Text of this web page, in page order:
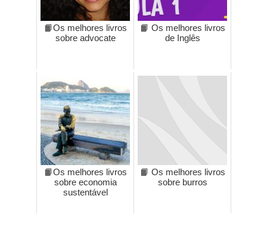
📙Os melhores livros
sobre advocate
📙 Os melhores livros
de Inglês
📙Os melhores livros
sobre economia
sustentável
📙 Os melhores livros
sobre burros